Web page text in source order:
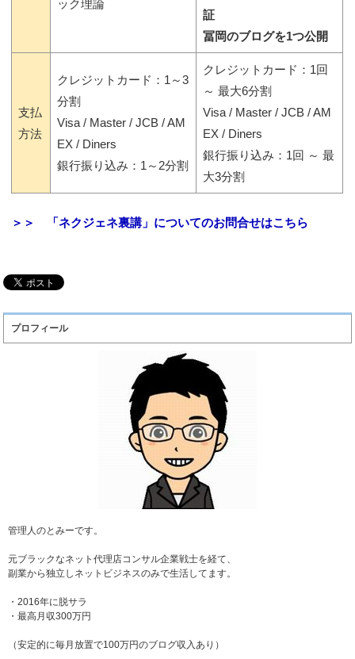
ック理論
証
冨岡のブログを1つ公開
支払
方法
クレジットカード：1～3
分割
Visa / Master / JCB / AM
EX / Diners
銀行振り込み：1～2分割
クレジットカード：1回
～ 最大6分割
Visa / Master / JCB / AM
EX / Diners
銀行振り込み：1回 ～ 最
大3分割
＞＞ 「ネクジェネ裏講」についてのお問合せはこちら
プロフィール
管理人のとみーです。
元ブラックなネット代理店コンサル企業戦士を経て、
副業から独立しネットビジネスのみで生活してます。
・2016年に脱サラ
・最高月収300万円
（安定的に毎月放置で100万円のブログ収入あり）